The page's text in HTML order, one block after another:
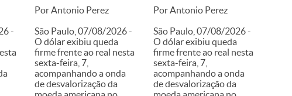
-
Por Antonio Perez
São Paulo, 07/08/2026 -
O dólar exibiu queda
firme frente ao real nesta
sexta-feira, 7,
acompanhando a onda
de desvalorização da
Por Antonio Perez
São Paulo, 07/08/2026 -
O dólar exibiu queda
firme frente ao real nesta
sexta-feira, 7,
acompanhando a onda
de desvalorização da